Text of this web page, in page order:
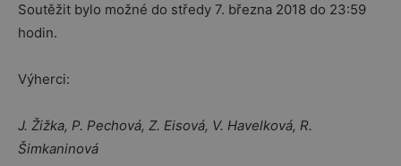
Soutěžit bylo možné do středy 7. března 2018 do 23:59
hodin.
Výherci:
J. Žižka, P. Pechová, Z. Eisová, V. Havelková, R.
Šimkaninová